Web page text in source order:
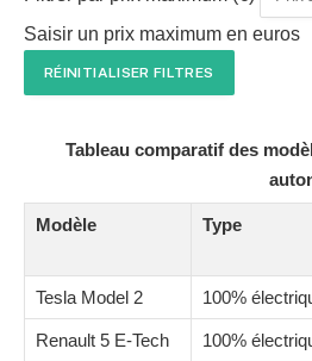
Saisir un prix maximum en euros
RÉINITIALISER FILTRES
Tableau comparatif des
Modèle Type
Tesla Model 2 100%
Renault 5 E-Tech 100%